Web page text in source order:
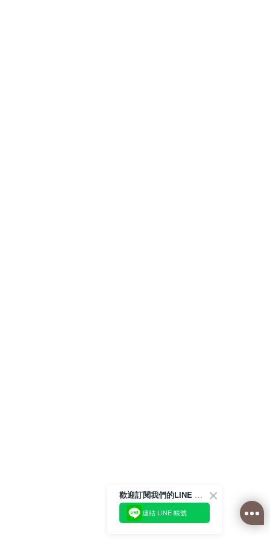
歡迎訂閱我們的LINE 官方帳號
連結 LINE 帳號